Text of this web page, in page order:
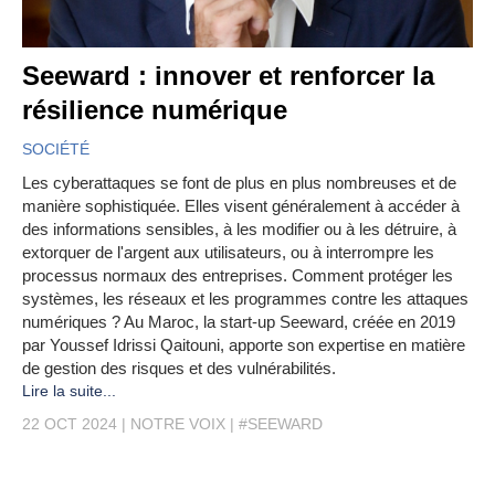
Seeward : innover et renforcer la
résilience numérique
SOCIÉTÉ
Les cyberattaques se font de plus en plus nombreuses et de
manière sophistiquée. Elles visent généralement à accéder à
des informations sensibles, à les modifier ou à les détruire, à
extorquer de l'argent aux utilisateurs, ou à interrompre les
processus normaux des entreprises. Comment protéger les
systèmes, les réseaux et les programmes contre les attaques
numériques ? Au Maroc, la start-up Seeward, créée en 2019
par Youssef Idrissi Qaitouni, apporte son expertise en matière
de gestion des risques et des vulnérabilités.
Lire la suite...
22 OCT 2024
NOTRE VOIX #SEEWARD